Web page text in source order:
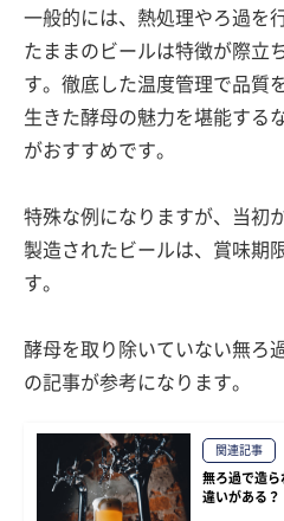
一般的には、熱処理やろ過を
たままのビールは特徴が際立
す。徹底した温度管理で品質
生きた酵母の魅力を堪能する
がおすすめです。
特殊な例になりますが、当初
製造されたビールは、賞味期
す。
酵母を取り除いていない無ろ
の記事が参考になります。
関連記事
無ろ過で造ら
違いがある？